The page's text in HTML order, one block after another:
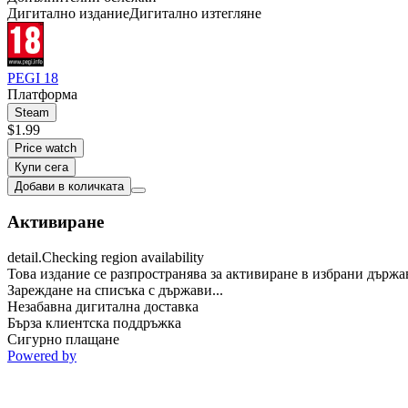
Дигитално изданиеДигитално изтегляне
PEGI 18
Платформа
Steam
$1.99
Price watch
Купи сега
Добави в количката
Активиране
detail.Checking region availability
Това издание се разпространява за активиране в избрани
Зареждане на списъка с държави...
Незабавна дигитална доставка
Бърза клиентска поддръжка
Сигурно плащане
Powered by